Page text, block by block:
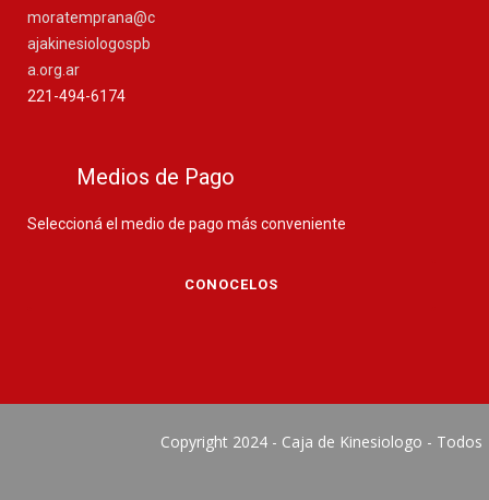
moratemprana@c
ajakinesiologospb
a.org.ar
221-494-6174
Medios de Pago
Seleccioná el medio de pago más conveniente
CONOCELOS
Copyright 2024 - Caja de Kinesiologo - Todos